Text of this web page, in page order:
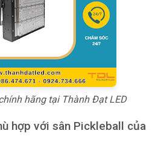
hãng tại Thành Đạt LED
hợp với sân Pickleball của